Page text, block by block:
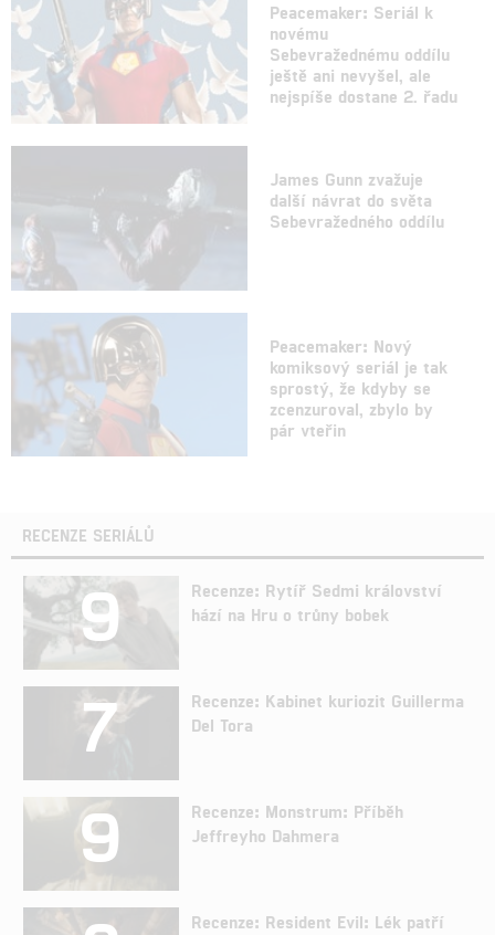
Peacemaker: Seriál k
novému
Sebevražednému oddílu
ještě ani nevyšel, ale
nejspíše dostane 2. řadu
James Gunn zvažuje
další návrat do světa
Sebevražedného oddílu
Peacemaker: Nový
komiksový seriál je tak
sprostý, že kdyby se
zcenzuroval, zbylo by
pár vteřin
RECENZE SERIÁLŮ
9
Recenze: Rytíř Sedmi království
hází na Hru o trůny bobek
7
Recenze: Kabinet kuriozit Guillerma
Del Tora
9
Recenze: Monstrum: Příběh
Jeffreyho Dahmera
Recenze: Resident Evil: Lék patří